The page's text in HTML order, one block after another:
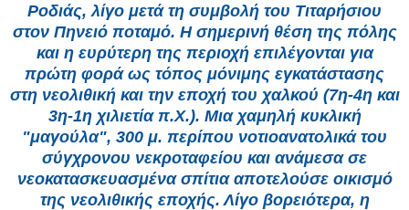
Ροδιάς, λίγο μετά τη συμβολή του Τιταρήσιου
στον Πηνειό ποταμό. Η σημερινή θέση της πόλης
και η ευρύτερη της περιοχή επιλέγονται για
πρώτη φορά ως τόπος μόνιμης εγκατάστασης
στη νεολιθική και την εποχή του χαλκού (7η-4η και
3η-1η χιλιετία π.Χ.). Μια χαμηλή κυκλική
"μαγούλα", 300 μ. περίπου νοτιοανατολικά του
σύγχρονου νεκροταφείου και ανάμεσα σε
νεοκατασκευασμένα σπίτια αποτελούσε οικισμό
της νεολιθικής εποχής. Λίγο βορειότερα, η